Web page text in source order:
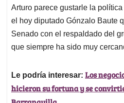
Arturo parece gustarle la
el hoy diputado Gónzalo Baute
Senado con el respaldado del
que siempre ha sido muy
Le podría interesar: Los
hicieron su fortuna y se